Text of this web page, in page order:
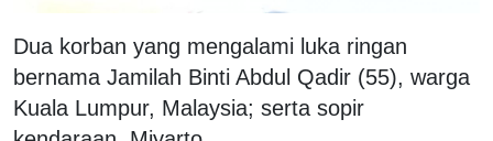
Dua korban yang mengalami luka ringan
bernama Jamilah Binti Abdul Qadir (55), warga
Kuala Lumpur, Malaysia; serta sopir